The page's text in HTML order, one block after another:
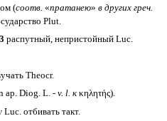
(соотв. «пратанею» в других греч.
Plut.
3 распутный, непристойный Luc.
Theocr.
ap. Diog. L. -v. l. кκηλητής).
Luc. отбивать такт.